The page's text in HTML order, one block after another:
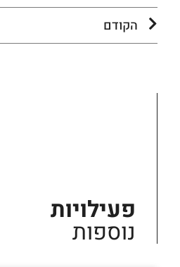
הקודם
פעילויות
נוספות